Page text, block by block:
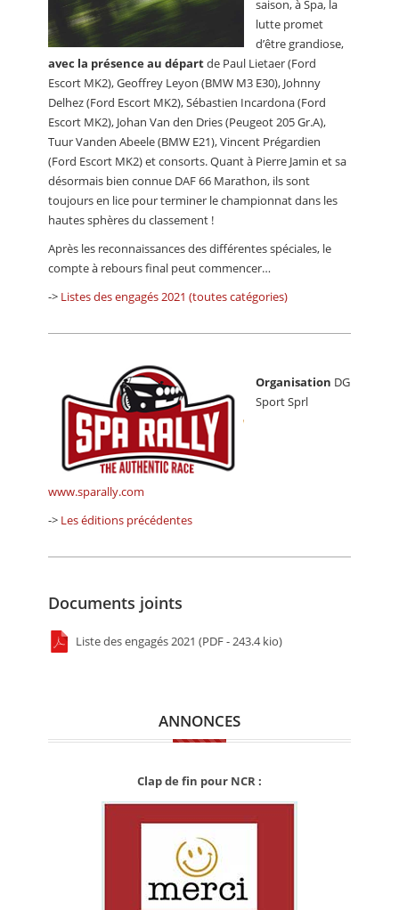
saison, à Spa, la
lutte promet
d’être grandiose,
avec la présence au départde Paul Lietaer (Ford
Escort MK2), Geoffrey Leyon (BMW M3 E30), Johnny
Delhez (Ford Escort MK2), Sébastien Incardona (Ford
Escort MK2), Johan Van den Dries (Peugeot 205 Gr.A),
Tuur Vanden Abeele (BMW E21), Vincent Prégardien
(Ford Escort MK2) et consorts. Quant à Pierre Jamin et sa
désormais bien connue DAF 66 Marathon, ils sont
toujours en lice pour terminer le championnat dans les
hautes sphères du classement !
Après les reconnaissances des différentes spéciales, le
compte à rebours final peut commencer…
-> Listes des engagés 2021 (toutes catégories)
Organisation DG
Sport Sprl
www.sparally.com
-> Les éditions précédentes
Documents joints
Liste des engagés 2021 (PDF - 243.4 kio)
ANNONCES
Clap de fin pour NCR :